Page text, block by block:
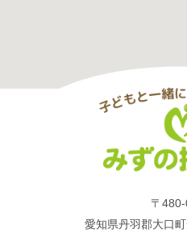
〒
愛知県丹羽郡大口